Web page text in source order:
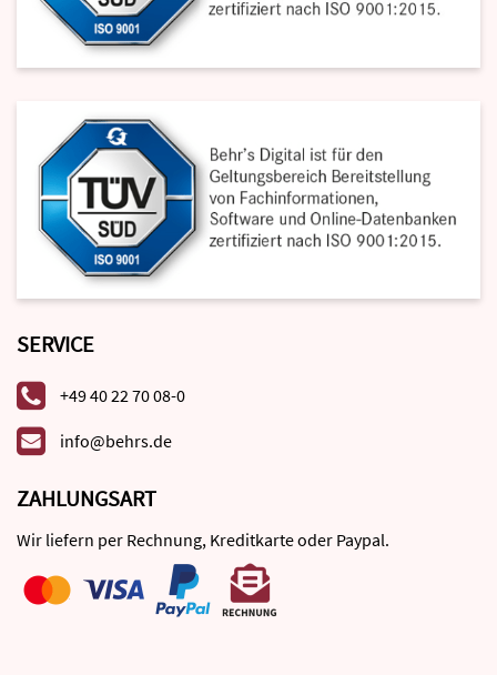
SERVICE
+49 40 22 70 08-0
info@behrs.de
ZAHLUNGSART
Wir liefern per Rechnung, Kreditkarte oder Paypal.